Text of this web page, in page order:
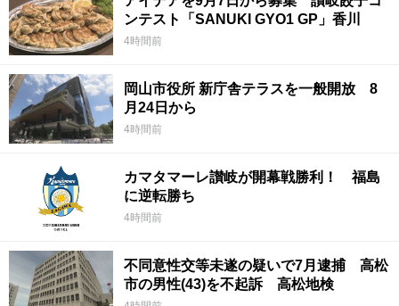
ンテスト「SANUKI GYO1 GP」香川
4時間前
岡山市役所 新庁舎テラスを一般開放 8
月24日から
4時間前
カマタマーレ讃岐が開幕戦勝利！ 福島
に逆転勝ち
4時間前
不同意性交等未遂の疑いで7月逮捕 高松
市の男性(43)を不起訴 高松地検